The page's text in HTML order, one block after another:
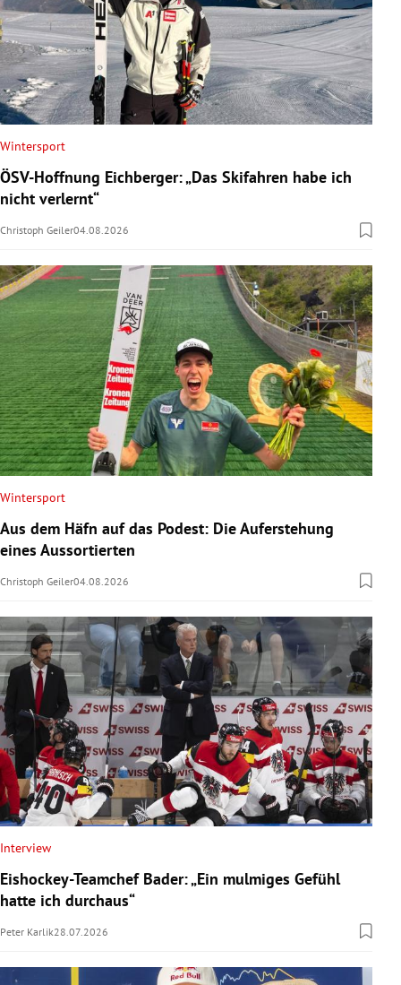
Wintersport
ÖSV-Hoffnung Eichberger: „Das Skifahren habe ich
nicht verlernt“
Christoph Geiler04.08.2026
Wintersport
Aus dem Häfn auf das Podest: Die Auferstehung
eines Aussortierten
Christoph Geiler04.08.2026
Interview
Eishockey-Teamchef Bader: „Ein mulmiges Gefühl
hatte ich durchaus“
Peter Karlik28.07.2026